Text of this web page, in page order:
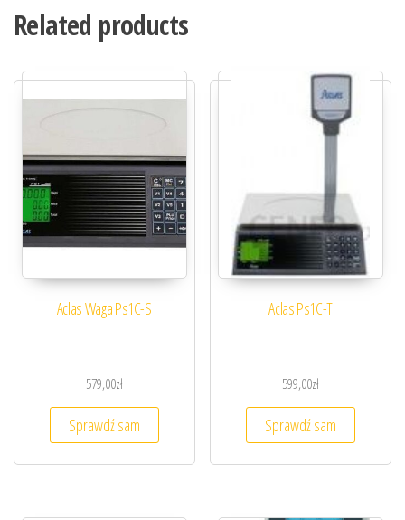
Related products
Aclas Waga Ps1C-S
579,00zł
Sprawdź sam
Aclas Ps1C-T
599,00zł
Sprawdź sam